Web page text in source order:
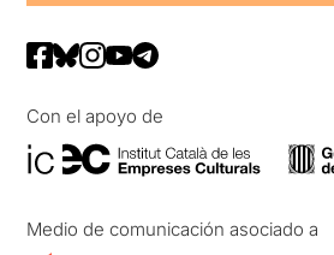
Con el apoyo de
Medio de comunicación asociado a